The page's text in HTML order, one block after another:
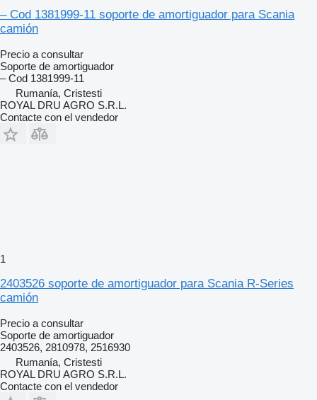
– Cod 1381999-11 soporte de amortiguador para Scania
camión
Precio a consultar
Soporte de amortiguador
– Cod 1381999-11
Rumanía, Cristesti
ROYAL DRU AGRO S.R.L.
Contacte con el vendedor
1
2403526 soporte de amortiguador para Scania R-Series
camión
Precio a consultar
Soporte de amortiguador
2403526, 2810978, 2516930
Rumanía, Cristesti
ROYAL DRU AGRO S.R.L.
Contacte con el vendedor